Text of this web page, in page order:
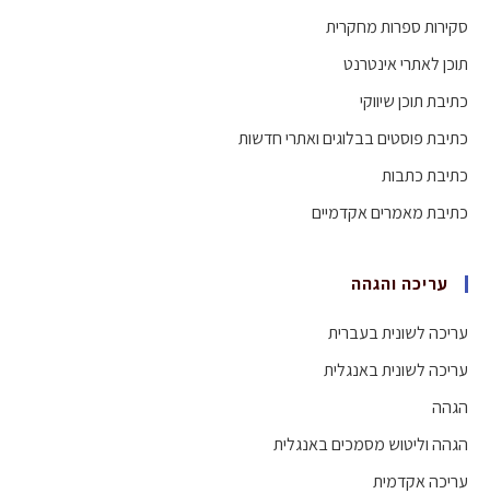
סקירות ספרות מחקרית
תוכן לאתרי אינטרנט
כתיבת תוכן שיווקי
כתיבת פוסטים בבלוגים ואתרי חדשות
כתיבת כתבות
כתיבת מאמרים אקדמיים
עריכה והגהה
עריכה לשונית בעברית
עריכה לשונית באנגלית
הגהה
הגהה וליטוש מסמכים באנגלית
עריכה אקדמית